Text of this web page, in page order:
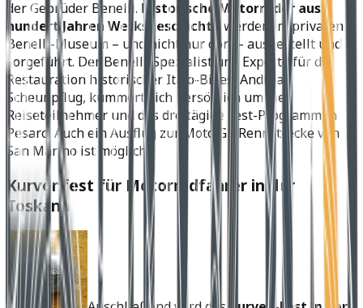
der Gebrüder Benelli. Historische Motorräder aus
hundert Jahren Werksgeschichtewerden im privaten
Benelli-Museum – und nicht nur dort – ausgestellt und
vorgeführt. Der Benelli-Spezialist und Experte für die
Restauration historischer Italo-Bikes, Andreas
Scheunpflug, kümmert sich persönlich um die
Reiseteilnehmer und das dreitägige Fest-Programm in
Pesaro. Auch ein Ausflug zur Moto GP Rennstrecke von
San Marino ist möglich.
Kurvenfest für Motorradfahrer in der
Toskana